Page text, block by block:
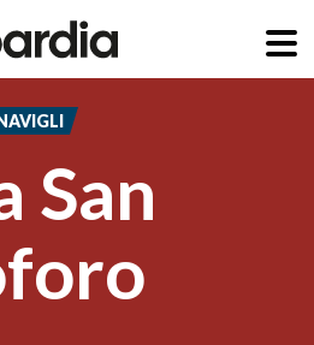
San